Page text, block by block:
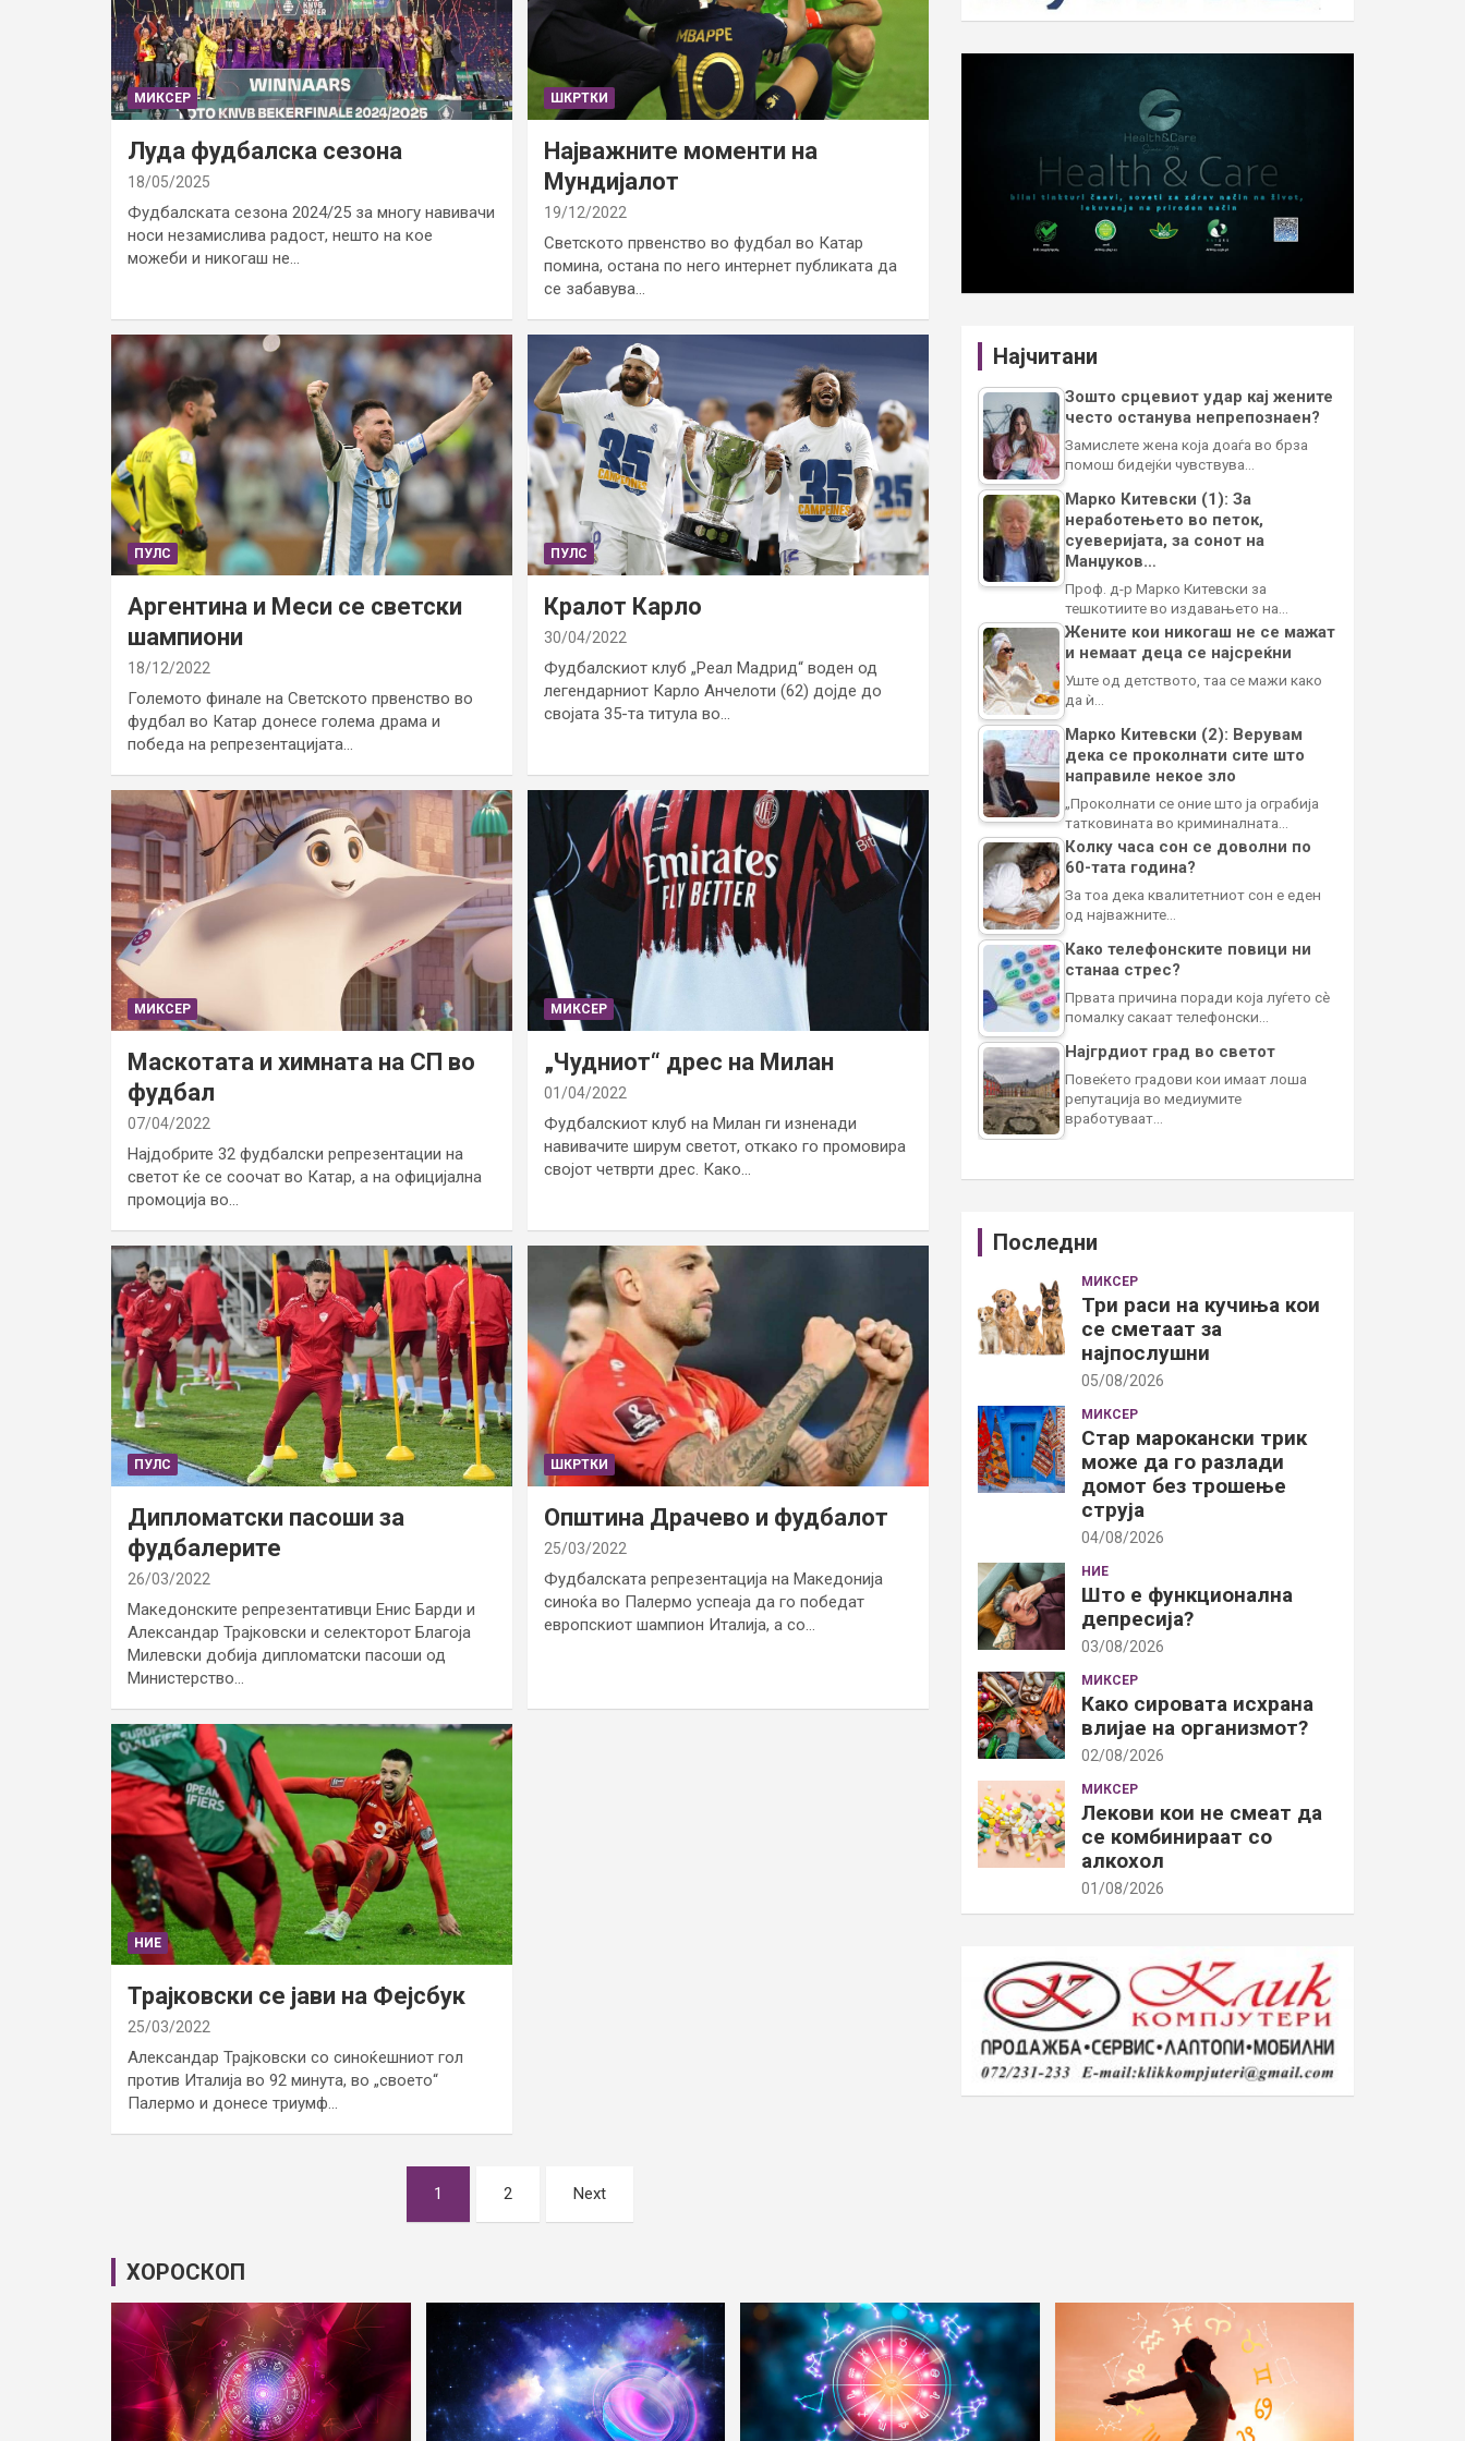
МИКСЕР
Луда фудбалска сезона
18/05/2025
Фудбалската сезона 2024/25 за многу навивачи
носи незамислива радост, нешто на кое
можеби и никогаш не…
ШКРТКИ
Најважните моменти на
Мундијалот
19/12/2022
Светското првенство во фудбал во Катар
помина, остана по него интернет публиката да
се забавува…
ПУЛС
Аргентина и Меси се светски
шампиони
18/12/2022
Големото финале на Светското првенство во
фудбал во Катар донесе голема драма и
победа на репрезентацијата…
ПУЛС
Кралот Карло
30/04/2022
Фудбалскиот клуб „Реал Мадрид“ воден од
легендарниот Карло Анчелоти (62) дојде до
својата 35-та титула во…
МИКСЕР
Маскотата и химната на СП во
фудбал
07/04/2022
Најдобрите 32 фудбалски репрезентации на
светот ќе се соочат во Катар, а на официјална
промоција во…
МИКСЕР
„Чудниот“ дрес на Милан
01/04/2022
Фудбалскиот клуб на Милан ги изненади
навивачите ширум светот, откако го промовира
својот четврти дрес. Како…
ПУЛС
Дипломатски пасоши за
фудбалерите
26/03/2022
Македонските репрезентативци Енис Барди и
Александар Трајковски и селекторот Благоја
Милевски добија дипломатски пасоши од
Министерство…
ШКРТКИ
Општина Драчево и фудбалот
25/03/2022
Фудбалската репрезентација на Македонија
синоќа во Палермо успеаја да го победат
европскиот шампион Италија, а со…
НИЕ
Трајковски се јави на Фејсбук
25/03/2022
Александар Трајковски со синоќешниот гол
против Италија во 92 минута, во „своето“
Палермо и донесе триумф…
1 2 Next
Најчитани
Зошто срцевиот удар кај жените
често останува непрепознаен?
Замислете жена која доаѓа во брза
помош бидејќи чувствува…
Марко Китевски (1): За
неработењето во петок,
суеверијата, за сонот на
Манџуков…
Проф. д-р Марко Китевски за
тешкотиите во издавањето на…
Жените кои никогаш не се мажат
и немаат деца се најсреќни
Уште од детството, таа се мажи како
да ѝ…
Марко Китевски (2): Верувам
дека се проколнати сите што
направиле некое зло
„Проколнати се оние што ја ограбија
татковината во криминалната…
Колку часа сон се доволни по
60-тата година?
За тоа дека квалитетниот сон е еден
од најважните…
Како телефонските повици ни
станаа стрес?
Првата причина поради која луѓето сè
помалку сакаат телефонски…
Најгрдиот град во светот
Повеќето градови кои имаат лоша
репутација во медиумите
вработуваат…
Последни
МИКСЕР
Три раси на кучиња кои
се сметаат за
најпослушни
05/08/2026
МИКСЕР
Стар марокански трик
може да го разлади
домот без трошење
струја
04/08/2026
НИЕ
Што е функционална
депресија?
03/08/2026
МИКСЕР
Како сировата исхрана
влијае на организмот?
02/08/2026
МИКСЕР
Лекови кои не смеат да
се комбинираат со
алкохол
01/08/2026
ХОРОСКОП